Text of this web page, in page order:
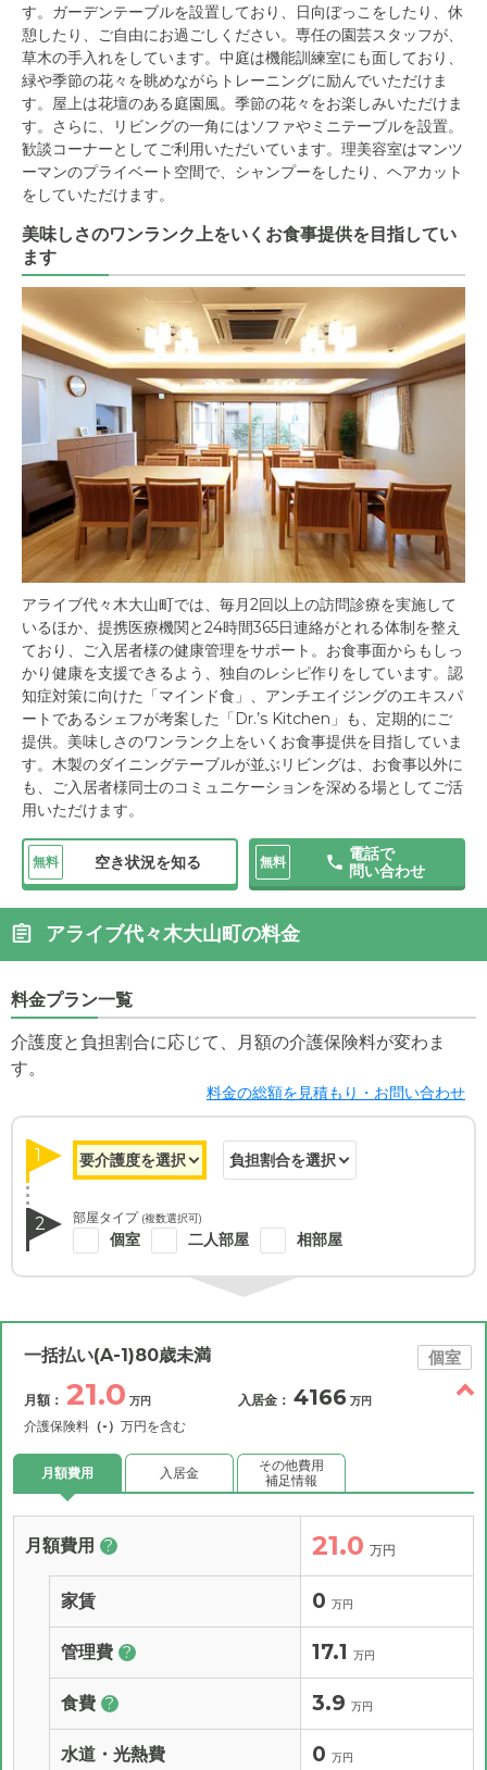
す。ガーデンテーブルを設置しており、日向ぼっこをしたり、休
憩したり、ご自由にお過ごしください。専任の園芸スタッフが、
草木の手入れをしています。中庭は機能訓練室にも面しており、
緑や季節の花々を眺めながらトレーニングに励んでいただけま
す。屋上は花壇のある庭園風。季節の花々をお楽しみいただけま
す。さらに、リビングの一角にはソファやミニテーブルを設置。
歓談コーナーとしてご利用いただいています。理美容室はマンツ
ーマンのプライベート空間で、シャンプーをしたり、ヘアカット
をしていただけます。
美味しさのワンランク上をいくお食事提供を目指してい
ます
アライブ代々木大山町では、毎月2回以上の訪問診療を実施して
いるほか、提携医療機関と24時間365日連絡がとれる体制を整え
ており、ご入居者様の健康管理をサポート。お食事面からもしっ
かり健康を支援できるよう、独自のレシピ作りをしています。認
知症対策に向けた「マインド食」、アンチエイジングのエキスパ
ートであるシェフが考案した「Dr.’s Kitchen」も、定期的にご
提供。美味しさのワンランク上をいくお食事提供を目指していま
す。木製のダイニングテーブルが並ぶリビングは、お食事以外に
も、ご入居者様同士のコミュニケーションを深める場としてご活
用いただけます。
無料 空き状況を知る 無料
電話で
問い合わせ
アライブ代々木大山町の料金
料金プラン一覧
介護度と負担割合に応じて、月額の介護保険料が変わま
す。
料金の総額を見積もり・お問い合わせ
1
2 部屋タイプ (複数選択可)
個室 二人部屋 相部屋
一括払い(A-1)80歳未満 個室
月額： 21.0 万円
介護保険料 （-） 万円を含む
入居金： 4166 万円
月額費用 入居金
その他費用
補足情報
月額費用 ? 21.0 万円
家賃 0 万円
管理費 ? 17.1 万円
食費 ? 3.9 万円
水道・光熱費 0 万円